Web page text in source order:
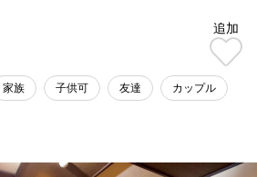
追加
家族 子供可 友達 カップル